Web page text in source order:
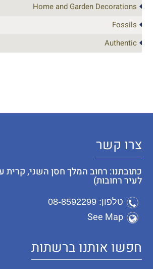
Home and Garden Decorations
Fossils
Authentic
צרו קשר
כתובתנו: רחוב המלך חסן השני, קרית
לעיר רחובות)
טלפון: 08-8592299
See Map
חפשו אותנו ברשתות